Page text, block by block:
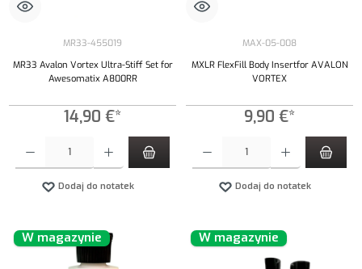
MR33-455019
MR33 Avalon Vortex Ultra-Stiff Set for
Awesomatix A800RR
14,90 €*
Dodaj do notatek
MAX-05-008
MXLR FlexFill Body Insertfor AVALON
VORTEX
9,90 €*
Dodaj do notatek
W magazynie W magazynie